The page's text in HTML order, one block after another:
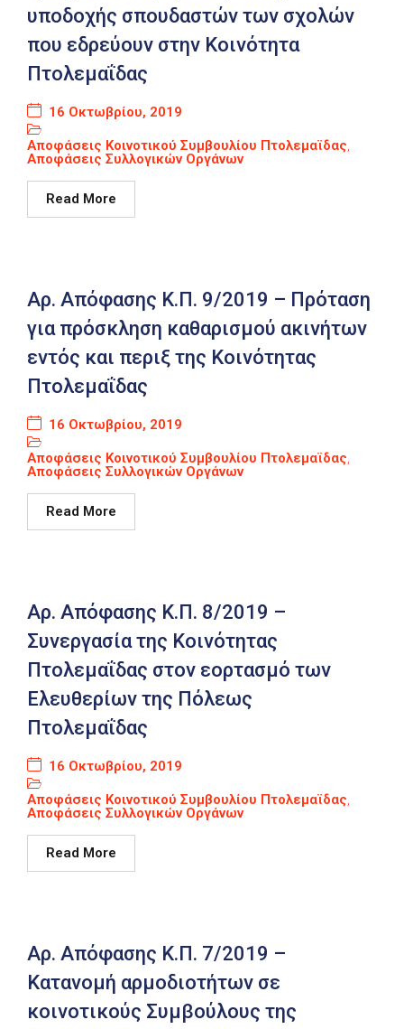
υποδοχής σπουδαστών των σχολών
που εδρεύουν στην Κοινότητα
Πτολεμαΐδας
16 Οκτωβρίου, 2019
Αποφάσεις Κοινοτικού Συμβουλίου Πτολεμαϊδας,
Αποφάσεις Συλλογικών Οργάνων
Read More
Αρ. Απόφασης Κ.Π. 9/2019 – Πρόταση
για πρόσκληση καθαρισμού ακινήτων
εντός και περιξ της Κοινότητας
Πτολεμαΐδας
16 Οκτωβρίου, 2019
Αποφάσεις Κοινοτικού Συμβουλίου Πτολεμαϊδας,
Αποφάσεις Συλλογικών Οργάνων
Read More
Αρ. Απόφασης Κ.Π. 8/2019 –
Συνεργασία της Κοινότητας
Πτολεμαΐδας στον εορτασμό των
Ελευθερίων της Πόλεως
Πτολεμαΐδας
16 Οκτωβρίου, 2019
Αποφάσεις Κοινοτικού Συμβουλίου Πτολεμαϊδας,
Αποφάσεις Συλλογικών Οργάνων
Read More
Αρ. Απόφασης Κ.Π. 7/2019 –
Κατανομή αρμοδιοτήτων σε
κοινοτικούς Συμβούλους της